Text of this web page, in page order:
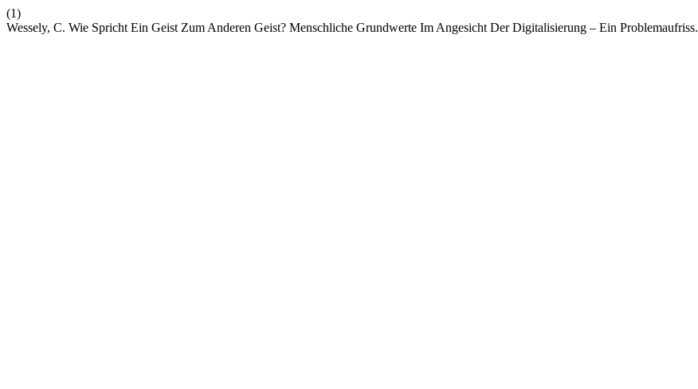
(1)
Wessely, C. Wie Spricht Ein Geist Zum Anderen Geist? Menschliche Grundwerte Im Angesicht Der Digitalisierung – Ein Problemaufriss.